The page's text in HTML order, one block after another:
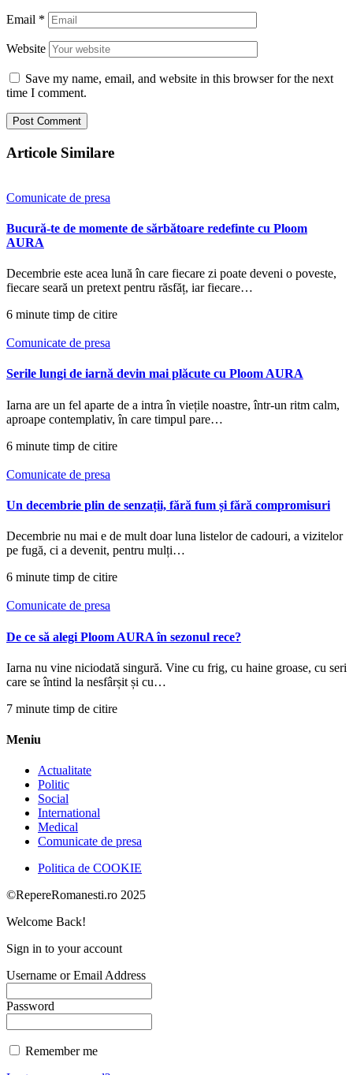
Email *
Website
Save my name, email, and website in this browser for the next
time I comment.
Articole Similare
Comunicate de presa
Bucură-te de momente de sărbătoare redefinte cu Ploom
AURA
Decembrie este acea lună în care fiecare zi poate deveni o poveste,
fiecare seară un pretext pentru răsfăț, iar fiecare…
6 minute timp de citire
Comunicate de presa
Serile lungi de iarnă devin mai plăcute cu Ploom AURA
Iarna are un fel aparte de a intra în viețile noastre, într-un ritm calm,
aproape contemplativ, în care timpul pare…
6 minute timp de citire
Comunicate de presa
Un decembrie plin de senzații, fără fum și fără compromisuri
Decembrie nu mai e de mult doar luna listelor de cadouri, a vizitelor
pe fugă, ci a devenit, pentru mulți…
6 minute timp de citire
Comunicate de presa
De ce să alegi Ploom AURA în sezonul rece?
Iarna nu vine niciodată singură. Vine cu frig, cu haine groase, cu seri
care se întind la nesfârșit și cu…
7 minute timp de citire
Meniu
Actualitate
Politic
Social
International
Medical
Comunicate de presa
Politica de COOKIE
©RepereRomanesti.ro 2025
Welcome Back!
Sign in to your account
Username or Email Address
Password
Remember me